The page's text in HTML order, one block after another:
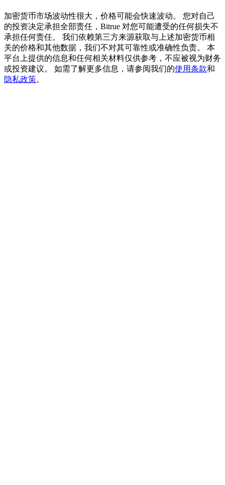
充值CASHCAT & 赢取
瓜分 500000 CASHCAT 獎池
BitMart 用戶遷移專享
加密货币市场波动性很大，价格可能会快速波动。 您对自己
的投资决定承担全部责任，Bitrue 对您可能遭受的任何损失不
承担任何责任。 我们依赖第三方来源获取与上述加密货币相
关的价格和其他数据，我们不对其可靠性或准确性负责。 本
平台上提供的信息和任何相关材料仅供参考，不应被视为财务
或投资建议。 如需了解更多信息，请参阅我们的使用条款和
隐私政策。